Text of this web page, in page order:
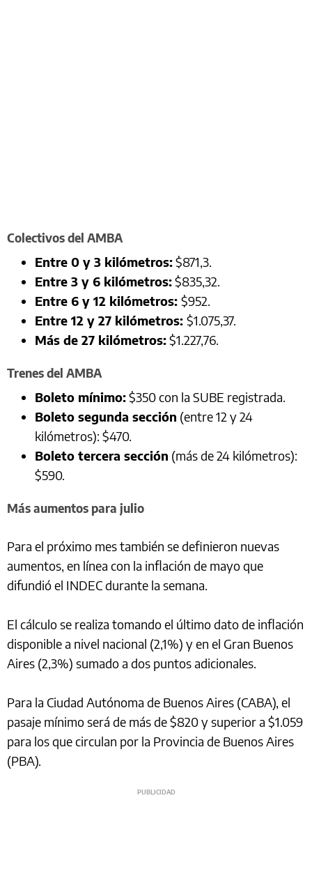
Colectivos del AMBA
Entre 0 y 3 kilómetros:$871,3.
Entre 3 y 6 kilómetros:$835,32.
Entre 6 y 12 kilómetros: $952.
Entre 12 y 27 kilómetros: $1.075,37.
Más de 27 kilómetros:$1.227,76.
Trenes del AMBA
Boleto mínimo:$350 con la SUBE registrada.
Boleto segunda sección (entre 12 y 24
kilómetros): $470.
Boleto tercera sección (más de 24 kilómetros):
$590.
Más aumentos para julio
Para el próximo mes también se definieron nuevas
aumentos, en línea con la inflación de mayo que
difundió el INDEC durante la semana.
El cálculo se realiza tomando el último dato de inflación
disponible a nivel nacional (2,1%) y en el Gran Buenos
Aires (2,3%) sumado a dos puntos adicionales.
Para la Ciudad Autónoma de Buenos Aires (CABA), el
pasaje mínimo será de más de $820 y superior a $1.059
para los que circulan por la Provincia de Buenos Aires
(PBA).